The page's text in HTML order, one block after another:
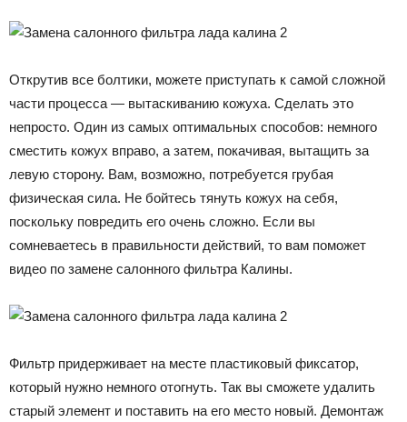
Открутив все болтики, можете приступать к самой сложной
части процесса — вытаскиванию кожуха. Сделать это
непросто. Один из самых оптимальных способов: немного
сместить кожух вправо, а затем, покачивая, вытащить за
левую сторону. Вам, возможно, потребуется грубая
физическая сила. Не бойтесь тянуть кожух на себя,
поскольку повредить его очень сложно. Если вы
сомневаетесь в правильности действий, то вам поможет
видео по замене салонного фильтра Калины.
Фильтр придерживает на месте пластиковый фиксатор,
который нужно немного отогнуть. Так вы сможете удалить
старый элемент и поставить на его место новый. Демонтаж